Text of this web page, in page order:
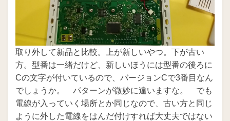
取り外して新品と比較。上が新しいやつ。下が古い
方。型番は一緒だけど、新しいほうには型番の後ろに
Cの文字が付いているので、バージョンCで3番目なん
でしょうか。 パターンが微妙に違いますな。 でも
電線が入っていく場所とか同じなので、古い方と同じ
ように外した電線をはんだ付けすれば大丈夫ではない